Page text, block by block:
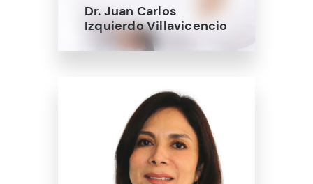
Dr. Juan Carlos
Izquierdo Villavicencio